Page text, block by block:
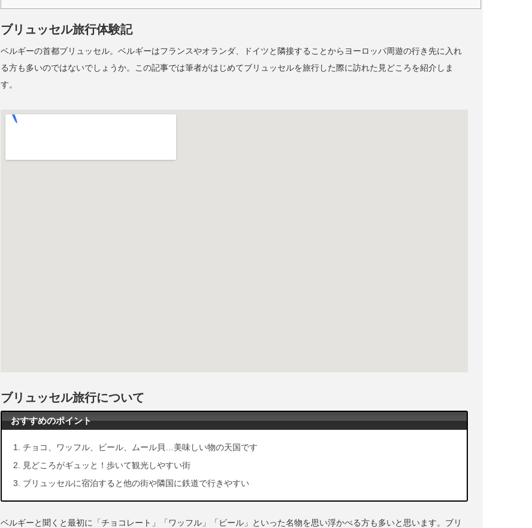
ブリュッセル旅行体験記
ベルギーの首都ブリュッセル。ベルギーはフランスやオランダ、ドイツと隣接することからヨーロッパ周遊の行き先に入れ
る方も多いのではないでしょうか。この記事では筆者がはじめてブリュッセルを旅行した際に訪れた見どころを紹介しま
す。
ブリュッセル旅行について
おすすめのポイント
チョコ、ワッフル、ビール、ムール貝…美味しい物の天国です
見どころがギュッと！歩いて観光しやすい街
ブリュッセルに宿泊すると他の街や隣国に鉄道で行きやすい
ベルギーと聞くと最初に「チョコレート」「ワッフル」「ビール」といった名物を思い浮かべる方も多いと思います。ブリ